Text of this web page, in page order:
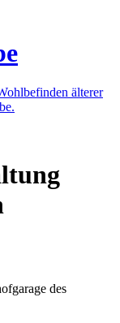
älterer
des